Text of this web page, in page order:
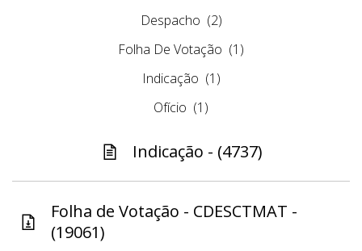
Despacho (2)
Folha De Votação (1)
Indicação (1)
Ofício (1)
Indicação - (4737)
Folha de Votação - CDESCTMAT -
(19061)